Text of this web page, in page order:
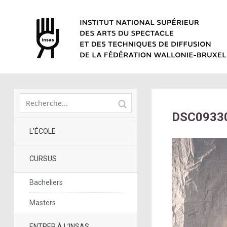
L’ÉCOLE
CURSUS
Bacheliers
Masters